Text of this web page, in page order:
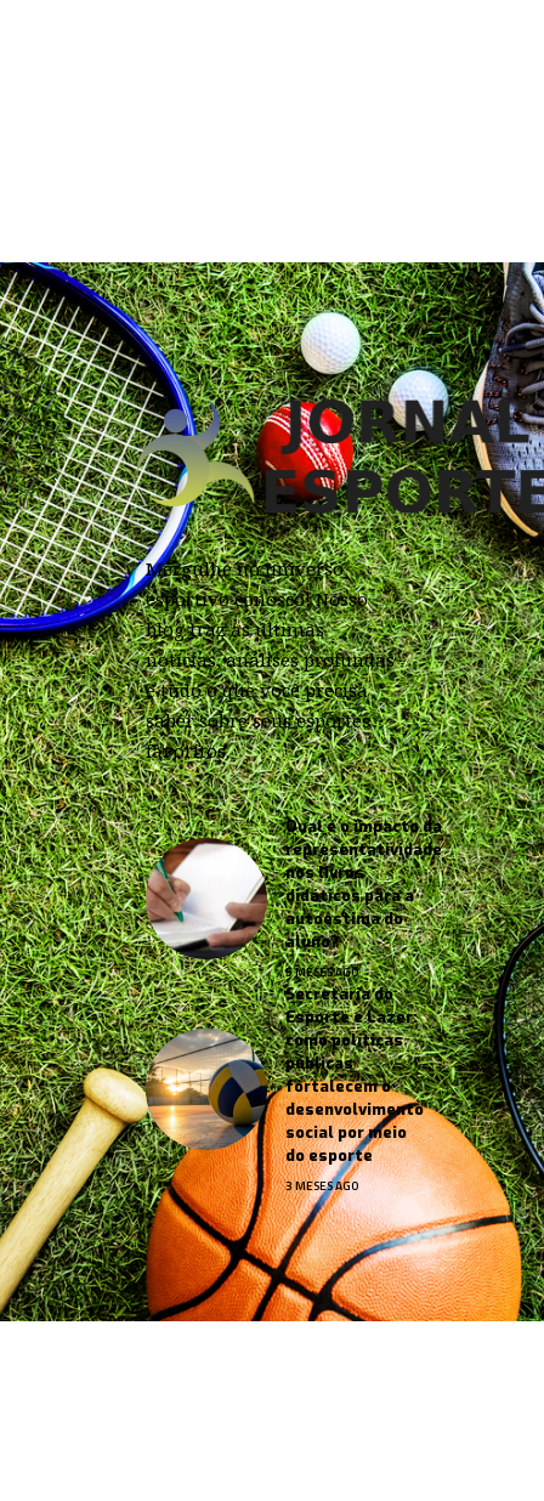
Mergulhe no universo
esportivo conosco! Nosso
blog traz as últimas
notícias, análises profundas
e tudo o que você precisa
saber sobre seus esportes
favoritos.
Qual é o impacto da
representatividade
nos livros
didáticos para a
autoestima do
aluno?
5 MESES AGO
Secretaria do
Esporte e Lazer:
como políticas
públicas
fortalecem o
desenvolvimento
social por meio
do esporte
3 MESES AGO